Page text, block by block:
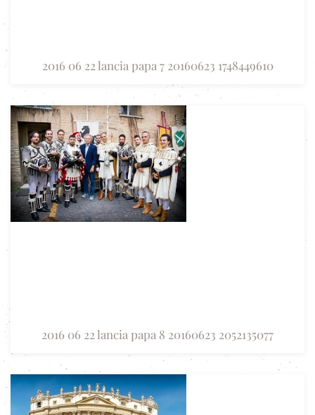
2016 06 22 lancia papa 7 20160623 1748449610
2016 06 22 lancia papa 8 20160623 2052135077